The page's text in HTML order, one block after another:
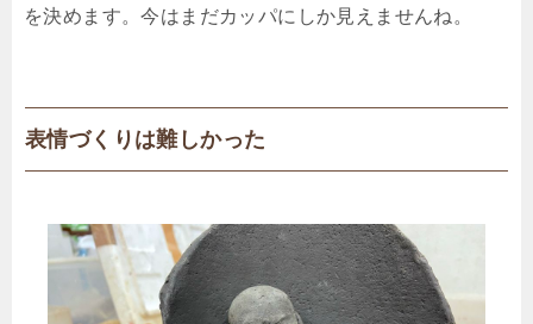
を決めます。今はまだカッパにしか見えませんね。
表情づくりは難しかった